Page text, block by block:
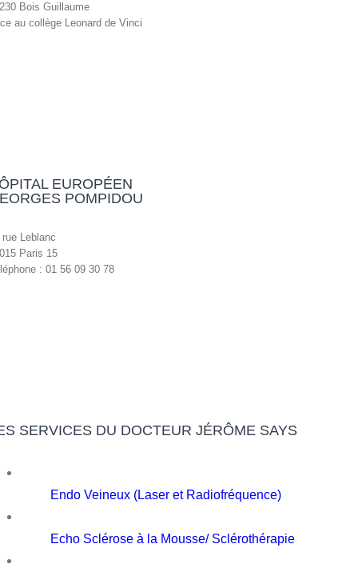
Bois Guillaume
au collège Leonard de Vinci
EUROPÉEN
POMPIDOU
rue Leblanc
Paris 15
: 01 56 09 30 78
SERVICES DU DOCTEUR JÉRÔME SAYS
Endo Veineux (Laser et Radiofréquence)
Echo Sclérose à la Mousse/ Sclérothérapie